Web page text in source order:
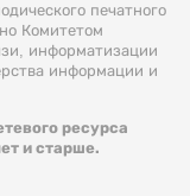
печатного
Комитетом
информатизации
информации и
ресурса
и старше.